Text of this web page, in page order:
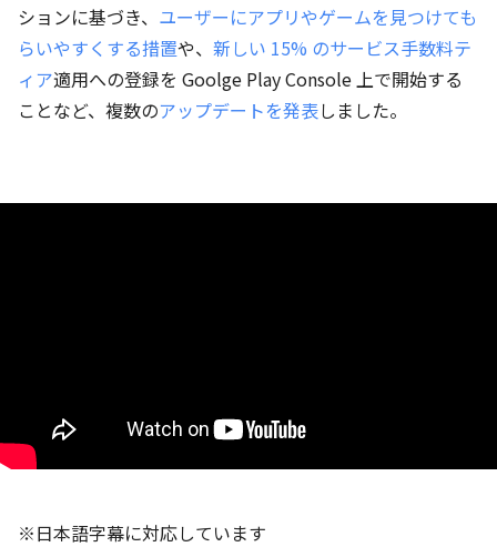
ションに基づき、 ユーザーにアプリやゲームを見つけても
らいやすくする措置や、 新しい 15% のサービス手数料テ
ィア適用への登録を Goolge Play Console 上で開始する
ことなど、複数のアップデートを発表しました。
※日本語字幕に対応しています